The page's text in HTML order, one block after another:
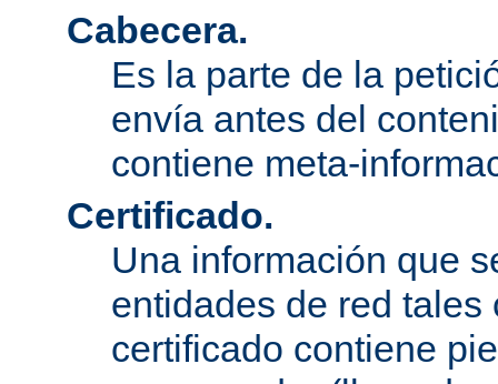
Cabecera.
Es la parte de la
envía antes del
contiene meta-
Certificado.
Una información que
entidades de red
certificado contiene